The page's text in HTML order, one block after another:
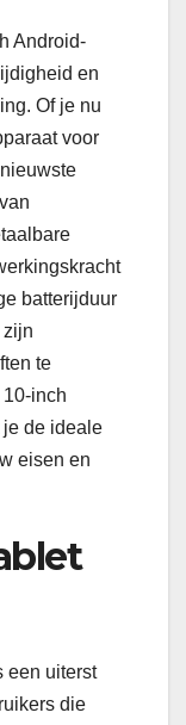
Android-
en
Of je nu
voor
batterijduur
zijn
te
inch
je de ideale
eisen en
een uiterst
die